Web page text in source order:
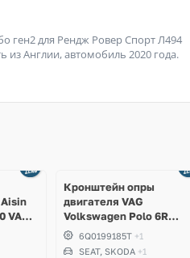
ген2 для Рендж Ровер Спорт Л494
из Англии, автомобиль 2020 года.
VAG
Q3,
Кронштейн опры
двигателя VAG
Volkswagen Polo 6R
sedan, Skoda Fabia, Seat
Ibiza
6Q0199185T +1
SEAT, SKODA +1